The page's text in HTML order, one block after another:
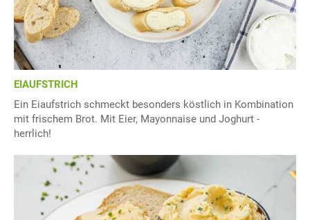
EIAUFSTRICH
Ein Eiaufstrich schmeckt besonders köstlich in Kombination
mit frischem Brot. Mit Eier, Mayonnaise und Joghurt -
herrlich!